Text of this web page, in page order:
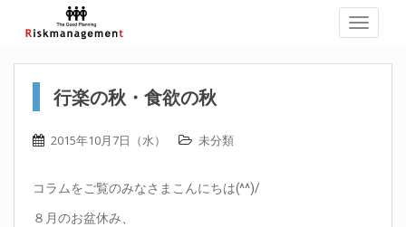
行楽の秋・食欲の秋
2015年10月7日（水） 未分類
コラムをご覧のみなさまこんにちは(^^)/
８月のお盆休み、